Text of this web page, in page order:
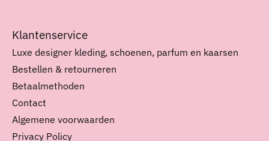
Klantenservice
Luxe designer kleding, schoenen, parfum en kaarsen
Bestellen & retourneren
Betaalmethoden
Contact
Algemene voorwaarden
Privacy Policy